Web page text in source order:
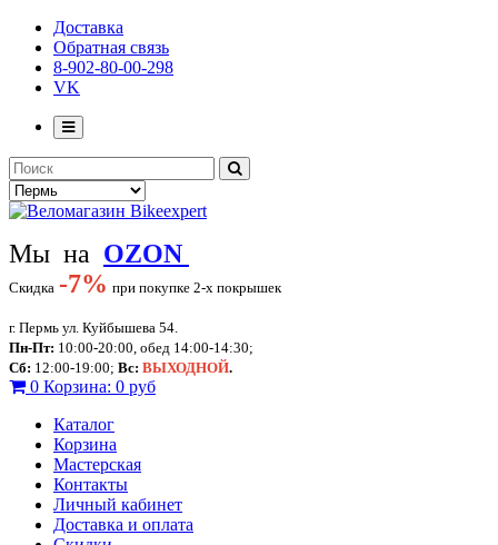
Доставка
Обратная связь
8-902-80-00-298
VK
Мы на OZON
Скидка -7% при покупке 2-х покрышек
г. Пермь ул. Куйбышева 54.
Пн-Пт: 10:00-20:00, обед 14:00-14:30;
Сб: 12:00-19:00; Вс: ВЫХОДНОЙ.
0 Корзина: 0 руб
Каталог
Корзина
Мастерская
Контакты
Личный кабинет
Доставка и оплата